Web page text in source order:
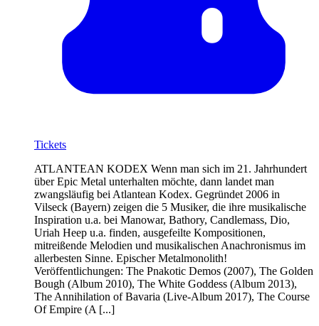
Tickets
ATLANTEAN KODEX Wenn man sich im 21. Jahrhundert
über Epic Metal unterhalten möchte, dann landet man
zwangsläufig bei Atlantean Kodex. Gegründet 2006 in
Vilseck (Bayern) zeigen die 5 Musiker, die ihre musikalische
Inspiration u.a. bei Manowar, Bathory, Candlemass, Dio,
Uriah Heep u.a. finden, ausgefeilte Kompositionen,
mitreißende Melodien und musikalischen Anachronismus im
allerbesten Sinne. Epischer Metalmonolith!
Veröffentlichungen: The Pnakotic Demos (2007), The Golden
Bough (Album 2010), The White Goddess (Album 2013),
The Annihilation of Bavaria (Live-Album 2017), The Course
Of Empire (A [...]